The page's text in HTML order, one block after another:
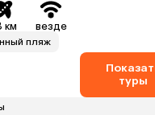
км везде
пляж
туры